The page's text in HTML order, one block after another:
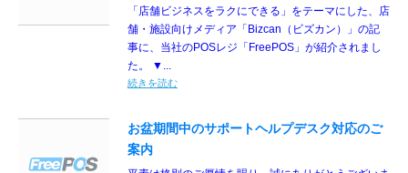
「店舗ビジネスをラクにできる」をテーマにした、店
舗・施設向けメディア「Bizcan（ビズカン）」の記
事に、当社のPOSレジ「FreePOS」が紹介されまし
た。 ▼...
続きを読む
お盆期間中のサポートヘルプデスク対応のご
案内